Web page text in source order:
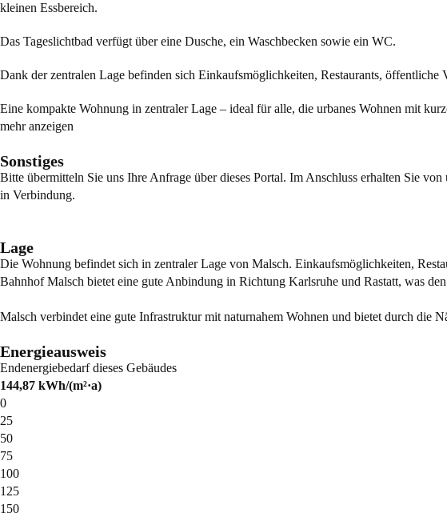
kleinen Essbereich.
Das Tageslichtbad verfügt über eine Dusche, ein Waschbecken sowie ein WC.
Dank der zentralen Lage befinden sich Einkaufsmöglichkeiten, Restaurants,
Eine kompakte Wohnung in zentraler Lage – ideal für alle, die urbanes Wohnen mit
mehr anzeigen
Sonstiges
Bitte übermitteln Sie uns Ihre Anfrage über dieses Portal. Im Anschluss erhalten Sie
in Verbindung.
Lage
Die Wohnung befindet sich in zentraler Lage von Malsch. Einkaufsmöglichkeiten,
Bahnhof Malsch bietet eine gute Anbindung in Richtung Karlsruhe und Rastatt, was
Malsch verbindet eine gute Infrastruktur mit naturnahem Wohnen und bietet durch die
Energieausweis
Endenergiebedarf dieses Gebäudes
144,87 kWh/(m²·a)
0
25
50
75
100
125
150